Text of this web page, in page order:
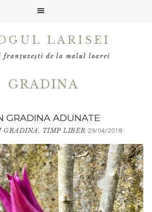
LARISEI
franțuzești de la malul loarei
GRADINA
GRADINA ADUNATE
GRADINA, TIMP LIBER 29/04/2018